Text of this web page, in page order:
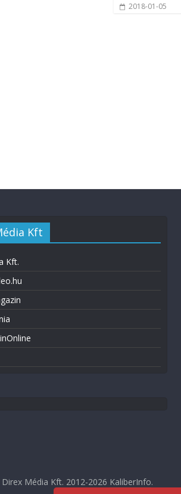
2018-01-05
Kft
Kft.
Média Kft. 2012-2026 KaliberInfo.